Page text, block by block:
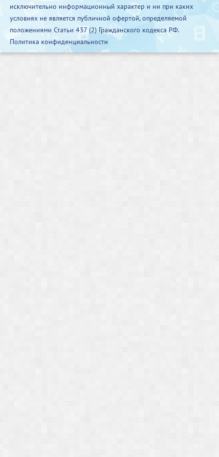
исключительно информационный характер и ни при каких
условиях не является публичной офертой, определяемой
положениями Статьи 437 (2) Гражданского кодекса РФ.
Политика конфиденциальности